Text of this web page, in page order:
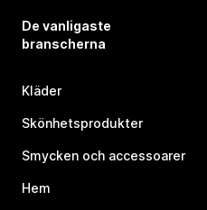
De vanligaste
branscherna
Kläder
Skönhetsprodukter
Smycken och accessoarer
Hem